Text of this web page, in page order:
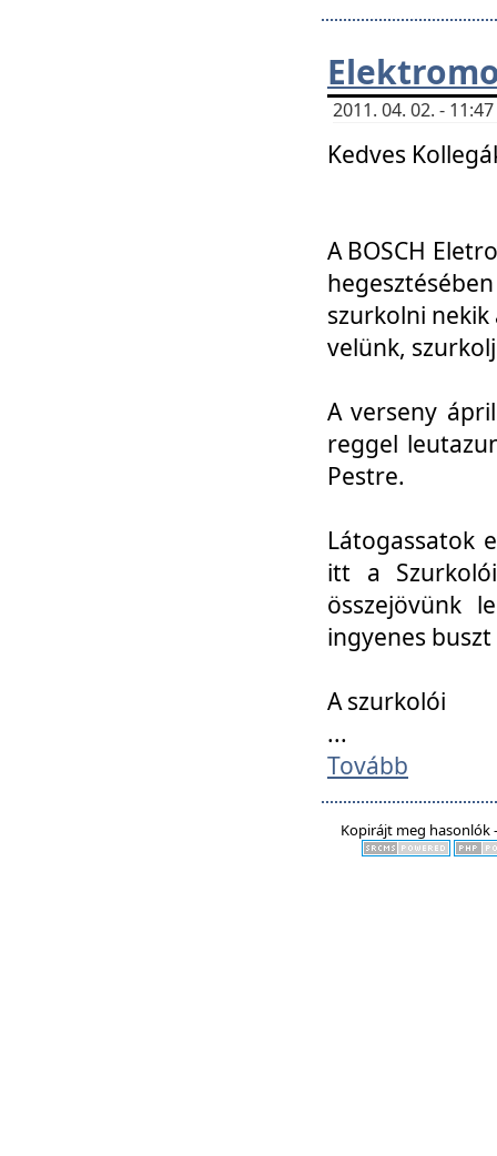
2011. 04. 02. -
Kedves
A BOSCH
szurkolni
velünk,
A verseny
reggel
Pestre.
Látogassatok
itt a
összejövünk
ingyenes
A szurkolói
...
Tovább
Kopirájt meg hasonlók